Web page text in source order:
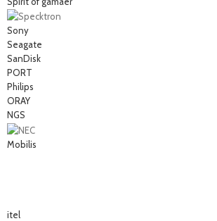
Sony
Seagate
SanDisk
PORT
Philips
ORAY
NGS
Mobilis
itel